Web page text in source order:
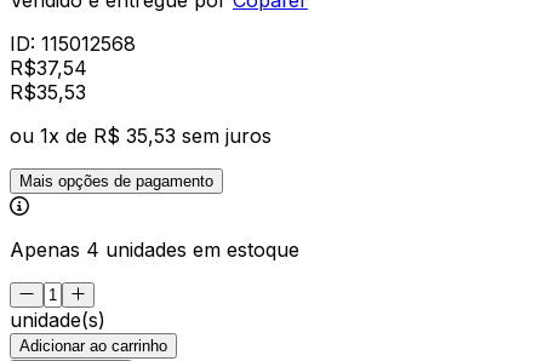
ID: 115012568
R$37,54
R$35,53
ou 1x de R$ 35,53 sem juros
Mais opções de pagamento
Apenas 4 unidades em estoque
unidade(s)
Adicionar ao carrinho